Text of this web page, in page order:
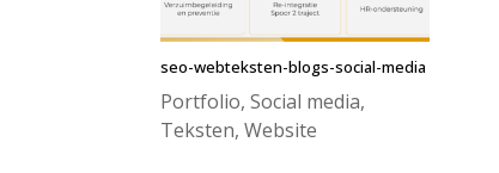
seo-webteksten-blogs-social-media
Portfolio,Social media,
Teksten,Website